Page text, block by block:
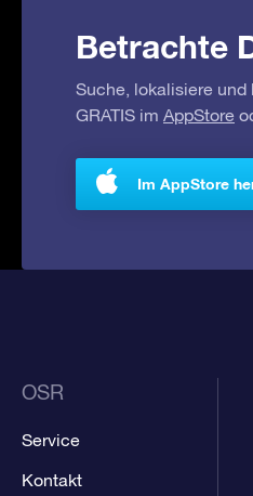
Betrachte
Suche, lokalisiere und
GRATIS im AppStore
Im AppStore
OSR
Service
Kontakt